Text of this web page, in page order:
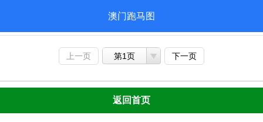
澳门跑马图
上一页 第1页 下一页
返回首页